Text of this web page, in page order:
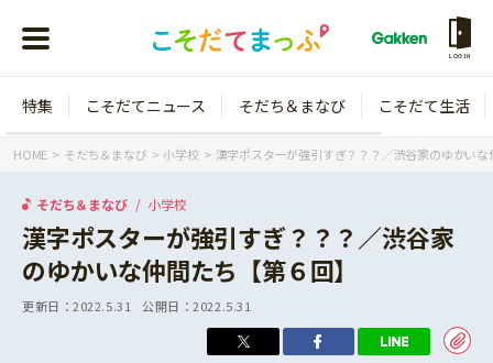
LOGIN
年齢から探す
1歳
特集 こそだてニュース そだち＆まなび こそだて生活
HOME そだち＆まなび 小学校 漢字ポスターが強引すぎ？？？／渋谷家のゆかい
そだち＆まなび 小学校
漢字ポスターが強引すぎ？？？／渋谷家
のゆかいな仲間たち【第６回】
更新日：2022.5.31 公開日：2022.5.31